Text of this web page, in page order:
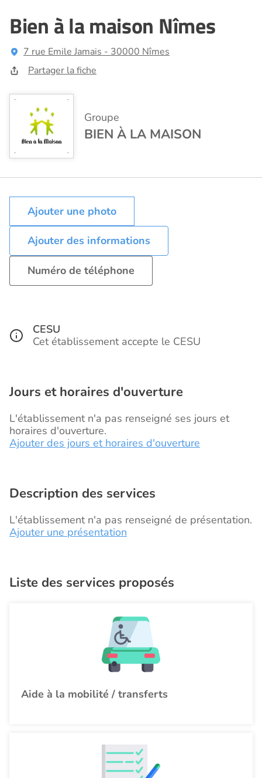
Bien à la maison Nîmes
7 rue Emile Jamais - 30000 Nîmes
Partager la fiche
Groupe
BIEN À LA MAISON
Ajouter des informations
Numéro de téléphone
CESU
Cet établissement accepte le CESU
Jours et horaires d'ouverture
L'établissement n'a pas renseigné ses jours et
horaires d'ouverture.
Ajouter des jours et horaires d'ouverture
Description des services
L'établissement n'a pas renseigné de présentation.
Ajouter une présentation
Liste des services proposés
Aide à la mobilité / transferts